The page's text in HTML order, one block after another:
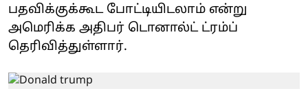
பதவிக்குக்கூட போட்டியிடலாம் என்று
அமெரிக்க அதிபர் டொனால்ட் ட்ரம்ப்
தெரிவித்துள்ளார்.